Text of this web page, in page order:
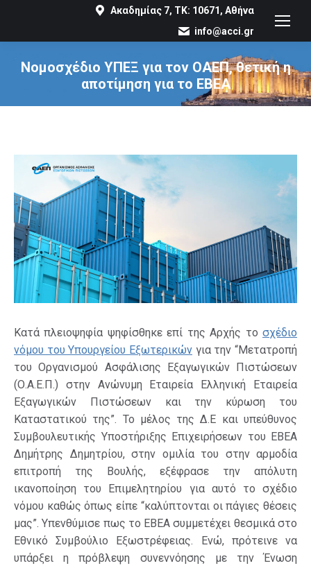
Ακαδημίας 7, ΤΚ: 10671, Αθήνα
info@acci.gr
Νομοσχέδιο ΥΠΕΞ για τον ΟΑΕΠ, θετική η
αποτίμηση για το ΕΒΕΑ
You are here:
Κατά πλειοψηφία ψηφίσθηκε επί της Αρχής το σχέδιο
νόμου του Υπουργείου Εξωτερικών για την “Μετατροπή
του Οργανισμού Ασφάλισης Εξαγωγικών Πιστώσεων
(Ο.Α.Ε.Π.) στην Ανώνυμη Εταιρεία Ελληνική Εταιρεία
Εξαγωγικών Πιστώσεων και την κύρωση του
Καταστατικού της”. Το μέλος της Δ.Ε και υπεύθυνος
Συμβουλευτικής Υποστήριξης Επιχειρήσεων του ΕΒΕΑ
Δημήτρης Δημητρίου, στην ομιλία του στην αρμοδία
επιτροπή της Βουλής, εξέφρασε την απόλυτη
ικανοποίηση του Επιμελητηρίου για αυτό το σχέδιο
νόμου καθώς όπως είπε “καλύπτονται οι πάγιες θέσεις
μας”. Υπενθύμισε πως το ΕΒΕΑ συμμετέχει θεσμικά στο
Εθνικό Συμβούλιο Εξωστρέφειας. Ενώ, πρότεινε να
υπάρξει η πρόβλεψη συνεννόησης με την Ένωση